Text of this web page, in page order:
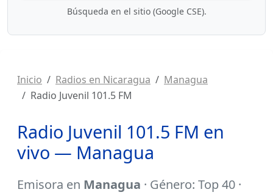
Búsqueda en el sitio (Google CSE).
Inicio Radios en Nicaragua
Managua
Radio Juvenil 101.5 FM
Radio Juvenil 101.5 FM en
vivo — Managua
Emisora en Managua · Género: Top 40 ·